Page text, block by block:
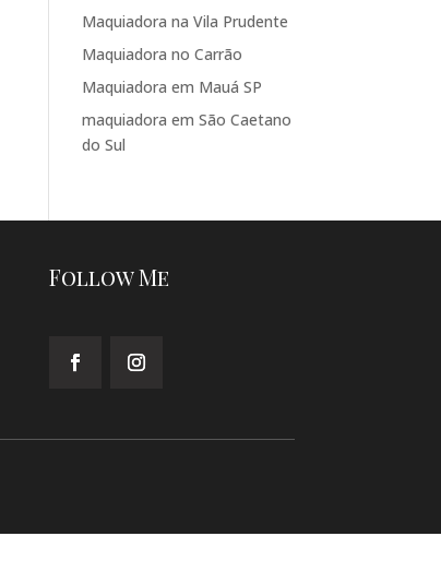
Maquiadora na Vila Prudente
Maquiadora no Carrão
Maquiadora em Mauá SP
maquiadora em São Caetano
do Sul
Follow Me